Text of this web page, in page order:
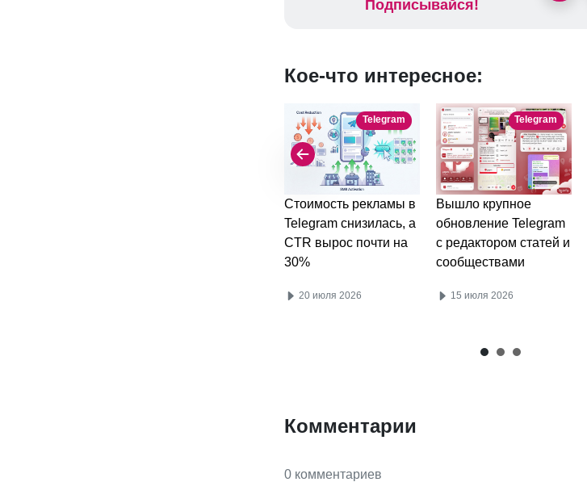
Подписывайся!
Кое-что интересное:
Telegram
Стоимость рекламы в
Telegram снизилась, а
CTR вырос почти на
30%
20 июля 2026
Telegram
Вышло крупное
обновление Telegram
с редактором статей и
сообществами
15 июля 2026
Комментарии
0 комментариев